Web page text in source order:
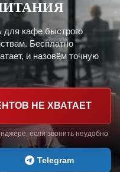
для кафе быстрого
Бесплатно
и назовём точную
НЕ ХВАТАЕТ
если звонить неудобно
Telegram